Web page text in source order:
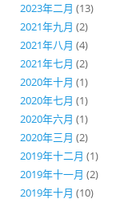
2023年二月 (13)
2021年九月 (2)
2021年八月 (4)
2021年七月 (2)
2020年十月 (1)
2020年七月 (1)
2020年六月 (1)
2020年三月 (2)
2019年十二月 (1)
2019年十一月 (2)
2019年十月 (10)